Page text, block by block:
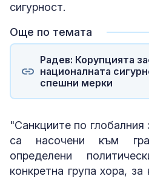
сигурност.
Още по темата
Радев: Корупцията
националната
спешни мерки
"Санкциите по
са насочени към
определени
конкретна група хора,